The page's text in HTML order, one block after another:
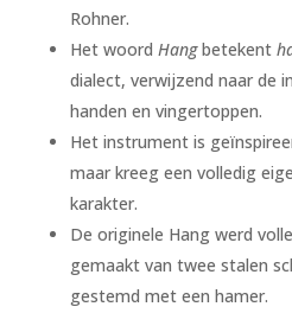
Rohner.
Het woord Hangbetekent
dialect, verwijzend naar de
handen en vingertoppen.
Het instrument is
maar kreeg een volledig
karakter.
De originele Hang werd
gemaakt van twee stalen
gestemd met een hamer.